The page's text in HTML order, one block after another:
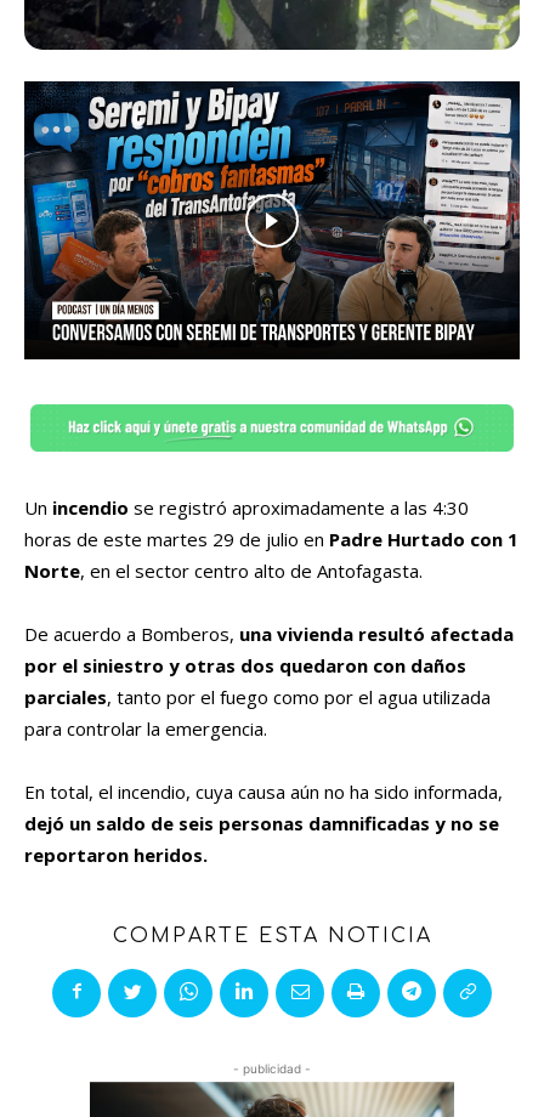
Un incendio se registró aproximadamente a las 4:30
horas de este martes 29 de julio en Padre Hurtado con 1
Norte, en el sector centro alto de Antofagasta.
De acuerdo a Bomberos, una vivienda resultó afectada
por el siniestro y otras dos quedaron con daños
parciales, tanto por el fuego como por el agua utilizada
para controlar la emergencia.
En total, el incendio, cuya causa aún no ha sido informada,
dejó un saldo de seis personas damnificadas y no se
reportaron heridos.
COMPARTE ESTA NOTICIA
- publicidad -